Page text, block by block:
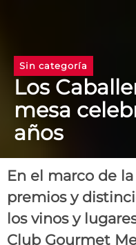
Sin categoría
Los
mesa
años
En el marco de
premios y
los vinos y
Club Gourmet